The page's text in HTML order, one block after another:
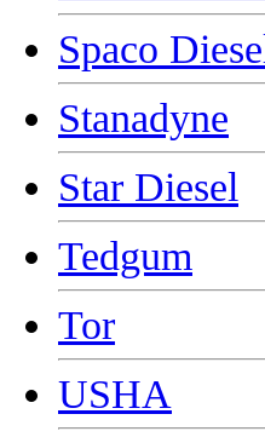
Spaco
Stanadyne
Star Diesel
Tedgum
Tor
USHA